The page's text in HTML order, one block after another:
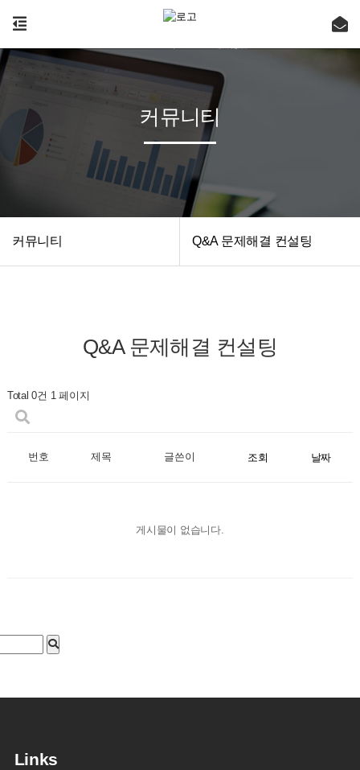
커뮤니티 Q&A 문제해결 컨설팅
커뮤니티
Q&A 문제해결 컨설팅
Total 0건 1 페이지
번호 제목 글쓴이 조회 날짜
게시물이 없습니다.
Links